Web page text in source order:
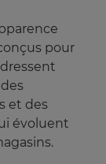
pour
et des
évoluent